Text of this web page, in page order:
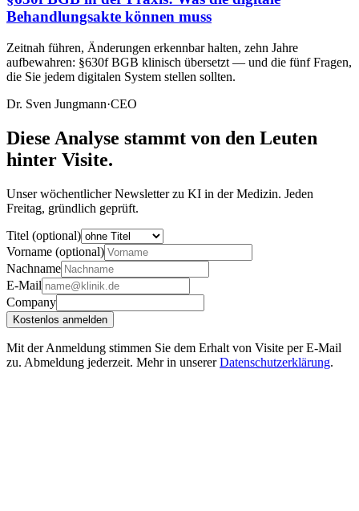
Behandlungsakte können muss
Zeitnah führen, Änderungen erkennbar halten, zehn Jahre
aufbewahren: §630f BGB klinisch übersetzt — und die fünf Fragen,
die Sie jedem digitalen System stellen sollten.
Dr. Sven Jungmann·CEO
Diese Analyse stammt von den Leuten
hinter Visite.
Unser wöchentlicher Newsletter zu KI in der Medizin. Jeden
Freitag, gründlich geprüft.
Titel (optional)
Vorname (optional)
Nachname
E-Mail
Company
Kostenlos anmelden
Mit der Anmeldung stimmen Sie dem Erhalt von Visite per E-Mail
zu. Abmeldung jederzeit. Mehr in unserer Datenschutzerklärung.